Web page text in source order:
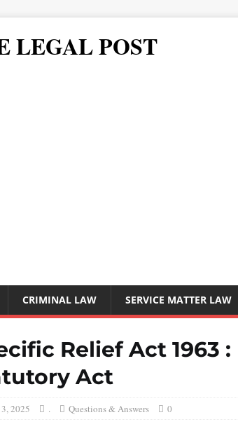
LEGAL POST
CRIMINAL LAW SERVICE MATTER LAW
Relief Act 1963
Act
2025 . Questions & Answers 0